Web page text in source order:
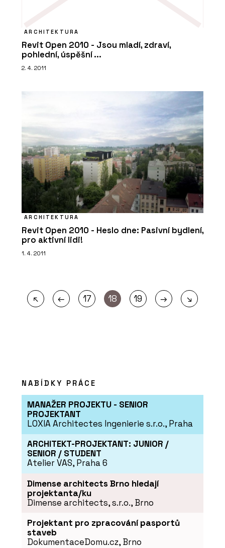
ARCHITEKTURA
Revit Open 2010 - Jsou mladí, zdraví,
pohlední, úspěšní ...
2. 4. 2011
ARCHITEKTURA
Revit Open 2010 - Heslo dne: Pasivní bydlení,
pro aktivní lidi!
1. 4. 2011
↖ ← 17 18 19 → ↘
NABÍDKY PRÁCE
MANAŽER PROJEKTU - SENIOR
PROJEKTANT
LOXIA Architectes Ingenierie s.r.o., Praha
ARCHITEKT-PROJEKTANT: JUNIOR /
SENIOR / STUDENT
Atelier VAS, Praha 6
Dimense architects Brno hledají
projektanta/ku
Dimense architects, s.r.o., Brno
Projektant pro zpracování pasportů
staveb
DokumentaceDomu.cz, Brno